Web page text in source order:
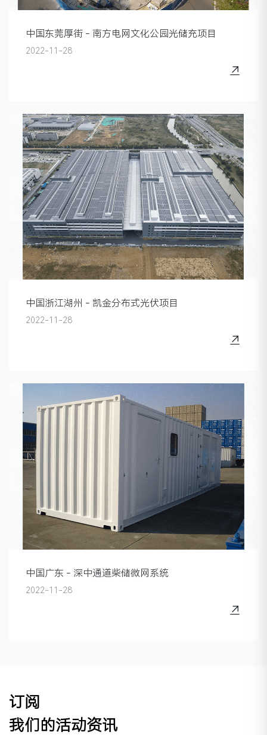
中国东莞厚街 - 南方电网文化公园光储充项目
2022-11-28
中国浙江湖州 - 凯金分布式光伏项目
2022-11-28
中国广东 - 深中通道柴储微网系统
2022-11-28
订阅
我们的活动资讯